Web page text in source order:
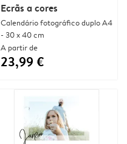
Ecrãs a cores
Calendário fotográfico duplo A4
- 30 x 40 cm
A partir de
23,99 €